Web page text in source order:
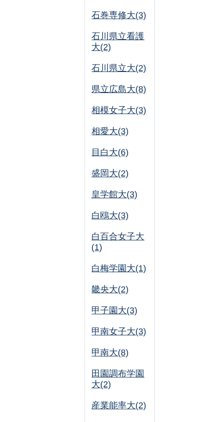
石巻専修大(3)
石川県立看護
大(2)
石川県立大(2)
県立広島大(8)
相模女子大(3)
相愛大(3)
目白大(6)
盛岡大(2)
皇学館大(3)
白鴎大(3)
白百合女子大
(1)
白梅学園大(1)
畿央大(2)
甲子園大(3)
甲南女子大(3)
甲南大(8)
田園調布学園
大(2)
産業能率大(2)